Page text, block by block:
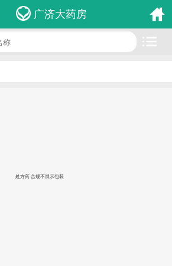
广济大药房
处方药 合规不展示包装